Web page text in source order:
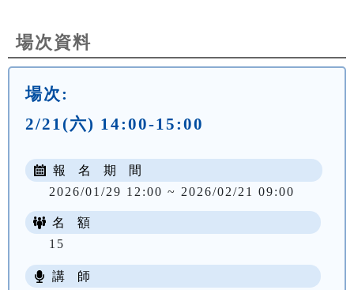
場次資料
場次:
2/21(六) 14:00-15:00
報 名 期 間
2026/01/29 12:00 ~ 2026/02/21 09:00
名 額
15
講 師